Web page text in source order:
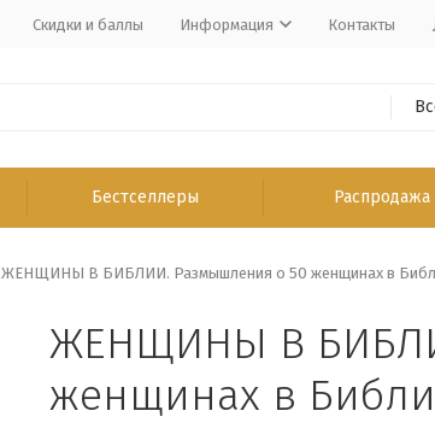
Скидки и баллы Информация Контакты
Бестселлеры Распродажа
ЖЕНЩИНЫ В БИБЛИИ. Размышления о 50 женщинах в
ЖЕНЩИНЫ В
женщинах в